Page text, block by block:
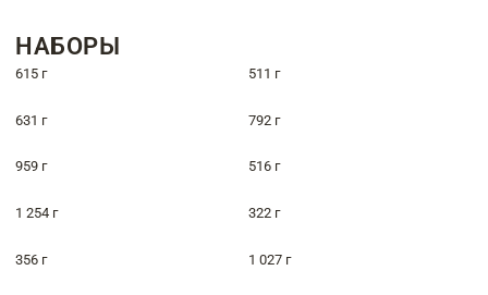
НАБОРЫ
615 г 511 г
631 г 792 г
959 г 516 г
1 254 г 322 г
356 г 1 027 г